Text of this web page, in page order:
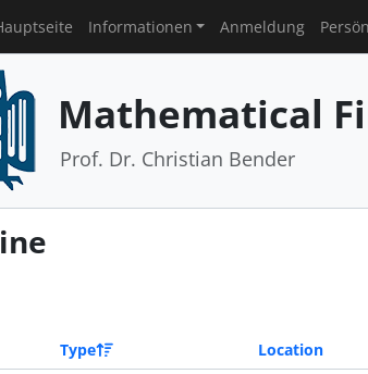
Informationen Anmeldung
Mathematical
Prof. Dr. Christian Bender
Type Location